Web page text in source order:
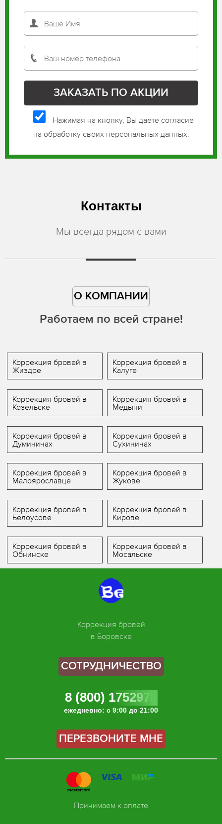
Нажимая на кнопку, Вы даете согласие
на обработку своих персональных данных.
Контакты
Мы всегда рядом с вами
О КОМПАНИИ
Работаем по всей стране!
Коррекция бровей в
Жиздре
Коррекция бровей в
Калуге
Коррекция бровей в
Козельске
Коррекция бровей в
Медыни
Коррекция бровей в
Думиничах
Коррекция бровей в
Сухиничах
Коррекция бровей в
Малоярославце
Коррекция бровей в
Жукове
Коррекция бровей в
Белоусове
Коррекция бровей в
Кирове
Коррекция бровей в
Обнинске
Коррекция бровей в
Мосальске
Коррекция бровей
в Боровске
СОТРУДНИЧЕСТВО
8 (800) 1752978
ежедневно: с 9:00 до 21:00
ПЕРЕЗВОНИТЕ МНЕ
Принимаем к оплате